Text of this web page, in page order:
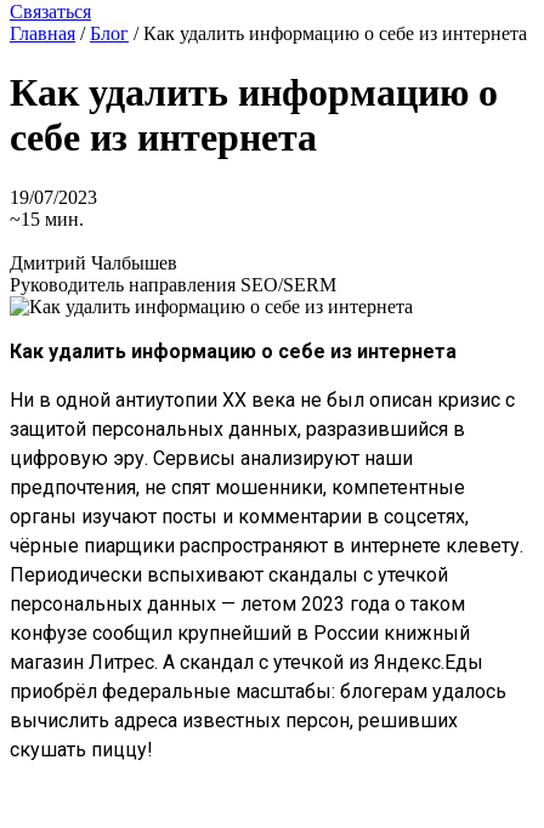
Связаться
Главная /Блог /Как удалить информацию о себе из интернета
Как удалить информацию о
себе из интернета
19/07/2023
~15 мин.
Дмитрий Чалбышев
Руководитель направления SEO/SERM
Как удалить информацию о себе из интернета
Ни в одной антиутопии XX века не был описан кризис с
защитой персональных данных, разразившийся в
цифровую эру. Сервисы анализируют наши
предпочтения, не спят мошенники, компетентные
органы изучают посты и комментарии в соцсетях,
чёрные пиарщики распространяют в интернете клевету.
Периодически вспыхивают скандалы с утечкой
персональных данных — летом 2023 года о таком
конфузе сообщил крупнейший в России книжный
магазин Литрес. А скандал с утечкой из Яндекс.Еды
приобрёл федеральные масштабы: блогерам удалось
вычислить адреса известных персон, решивших
скушать пиццу!